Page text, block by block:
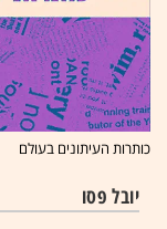
כותרות העיתונים בעולם
יובל פסו